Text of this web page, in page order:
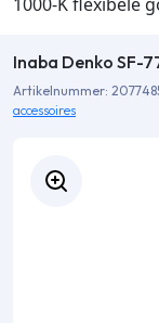
1000-K flexibele
Inaba Denko SF-
Artikelnummer:
accessoires